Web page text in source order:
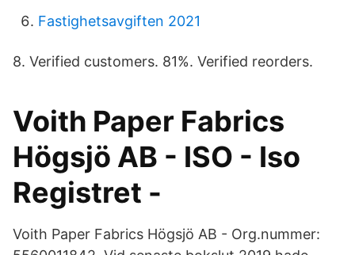
Fastighetsavgiften 2021
8. Verified customers. 81%. Verified reorders.
Voith Paper Fabrics
Högsjö AB - ISO - Iso
Registret -
Voith Paper Fabrics Högsjö AB - Org.nummer: